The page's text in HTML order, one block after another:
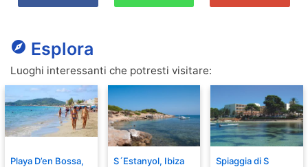
explore Esplora
Luoghi interessanti che potresti visitare:
Playa D’en Bossa,
S´Estanyol, Ibiza
Spiaggia di S